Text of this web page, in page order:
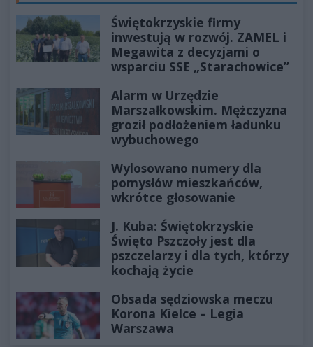
Świętokrzyskie firmy
inwestują w rozwój. ZAMEL i
Megawita z decyzjami o
wsparciu SSE „Starachowice”
Alarm w Urzędzie
Marszałkowskim. Mężczyzna
groził podłożeniem ładunku
wybuchowego
Wylosowano numery dla
pomysłów mieszkańców,
wkrótce głosowanie
J. Kuba: Świętokrzyskie
Święto Pszczoły jest dla
pszczelarzy i dla tych, którzy
kochają życie
Obsada sędziowska meczu
Korona Kielce – Legia
Warszawa